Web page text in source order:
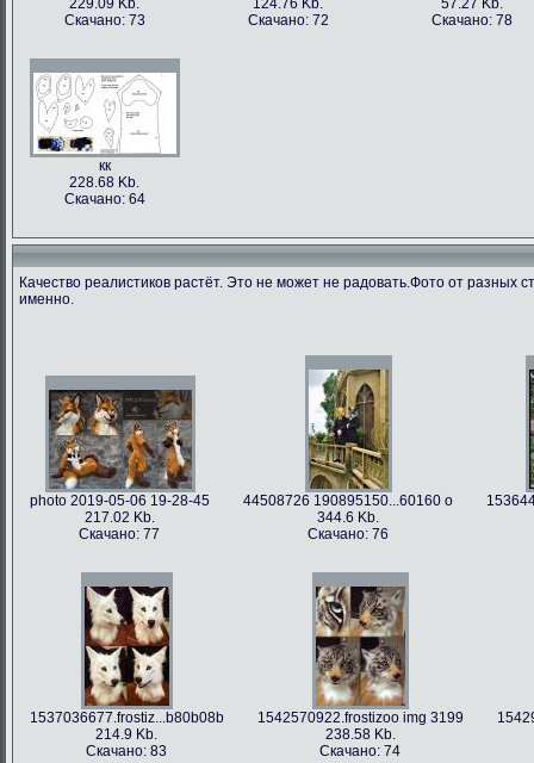
229.09 Kb.
Скачано: 73
124.76 Kb.
Скачано: 72
57.27 Kb.
Скачано: 78
кк
228.68 Kb.
Скачано: 64
Качество реалистиков растёт. Это не может не радовать.Фото от разных
именно.
photo 2019-05-06 19-28-45
217.02 Kb.
Скачано: 77
44508726 190895150...60160 o
344.6 Kb.
Скачано: 76
1537036677.frostiz...b80b08b
214.9 Kb.
Скачано: 83
1542570922.frostizoo img 3199
238.58 Kb.
Скачано: 74